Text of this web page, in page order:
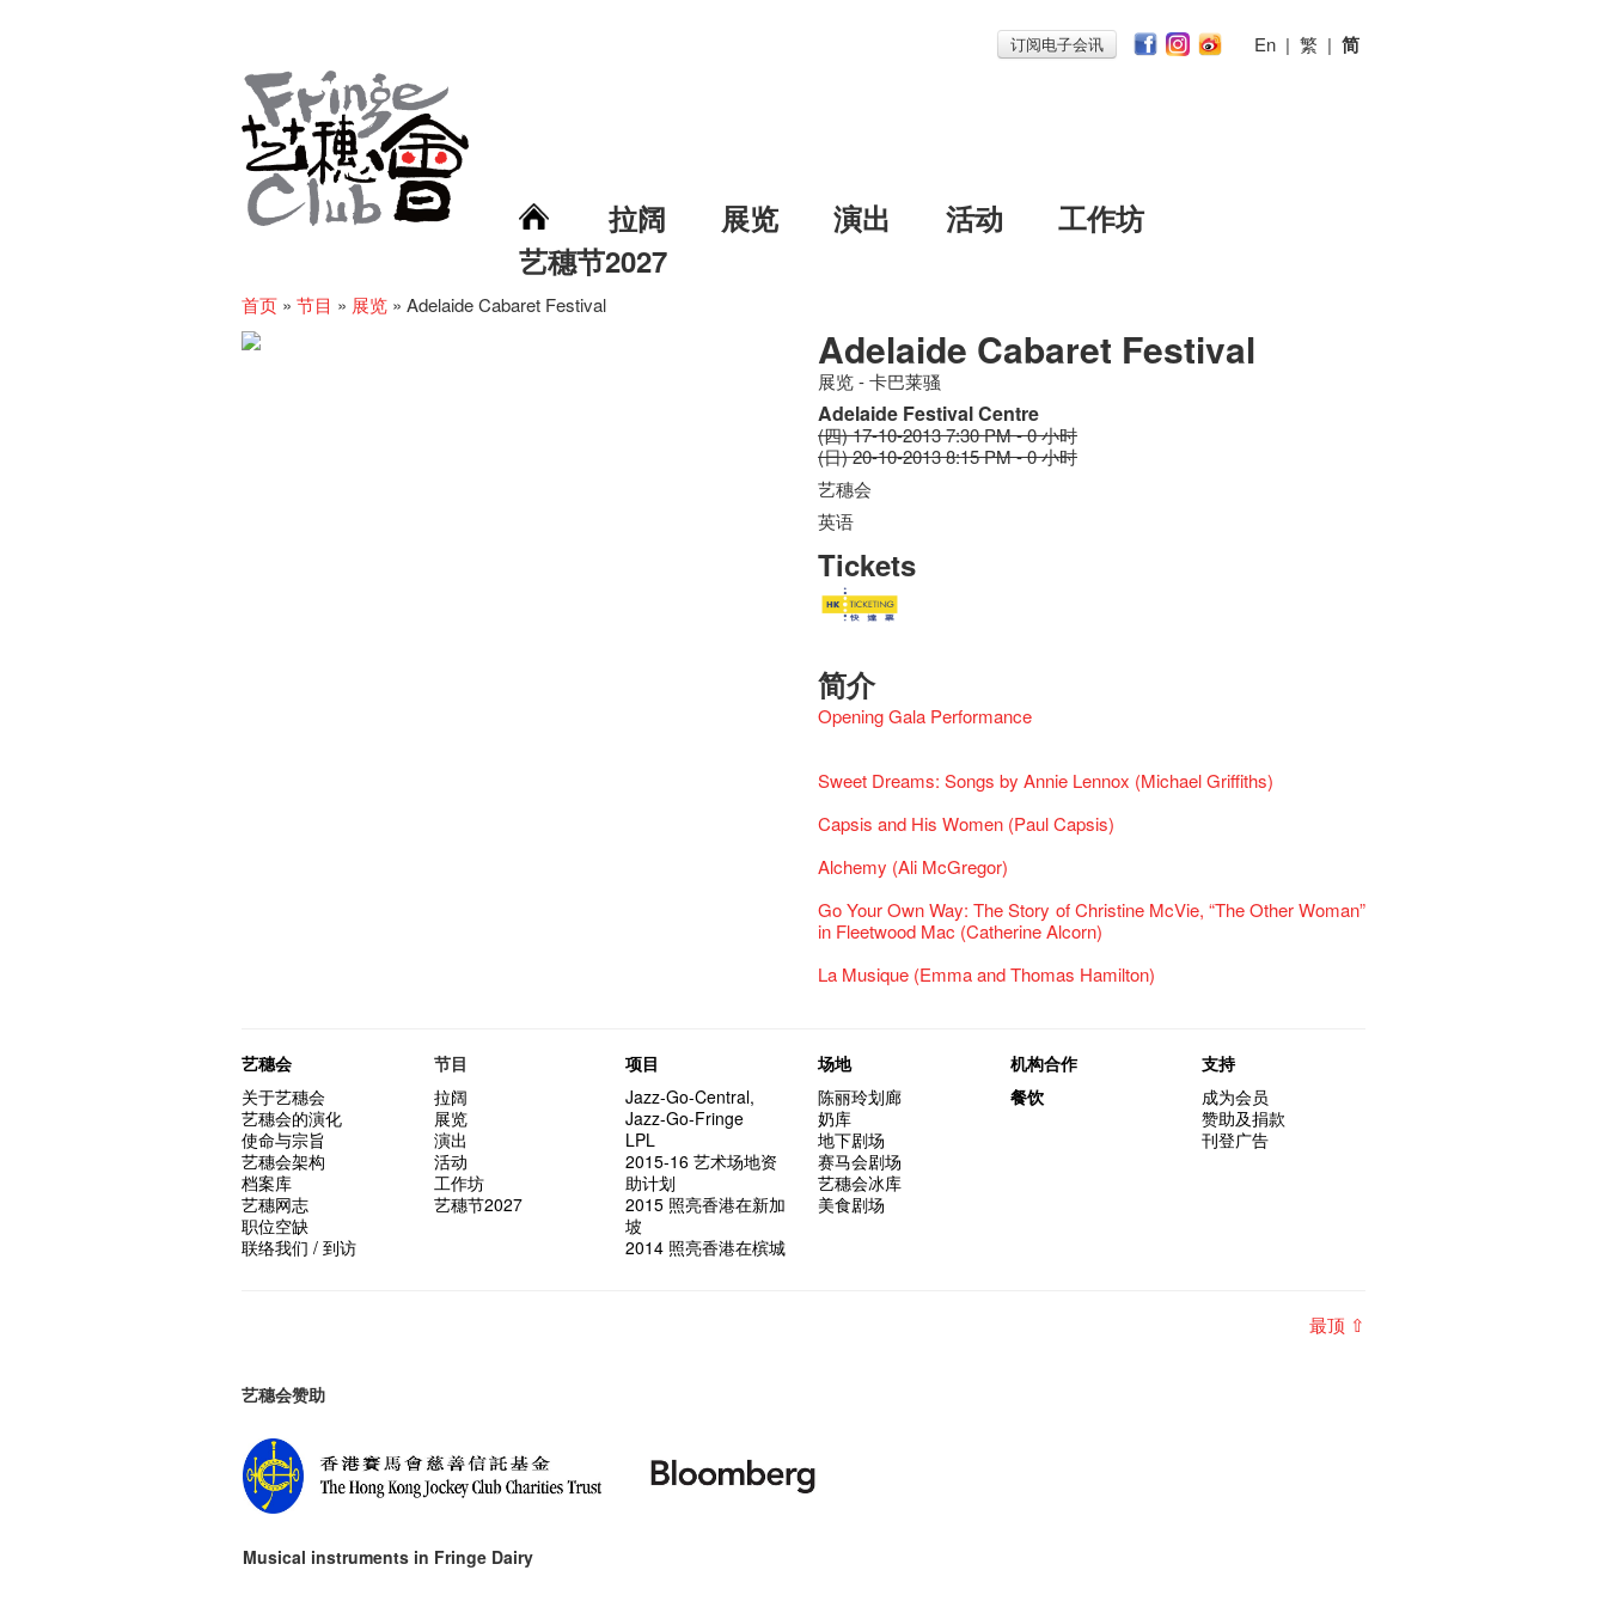
订阅电子会讯 En | 繁 | 简
拉阔 展览 演出 活动
工作坊
艺穗节2027
首页 » 节目 » 展览 » Adelaide Cabaret Festival
Adelaide Cabaret Festival
展览 - 卡巴莱骚
Adelaide Festival Centre
(四) 17-10-2013 7:30 PM - 0 小时
(日) 20-10-2013 8:15 PM - 0 小时
艺穗会
英语
Tickets
简介
Opening Gala Performance
Sweet Dreams: Songs by Annie Lennox (Michael Griffiths)
Capsis and His Women (Paul Capsis)
Alchemy (Ali McGregor)
Go Your Own Way: The Story of Christine McVie, “The Other Woman”
in Fleetwood Mac (Catherine Alcorn)
La Musique (Emma and Thomas Hamilton)
艺穗会
关于艺穗会
艺穗会的演化
使命与宗旨
艺穗会架构
档案库
艺穗网志
职位空缺
联络我们 / 到访
节目
拉阔
展览
演出
活动
工作坊
艺穗节2027
项目
Jazz-Go-Central,
Jazz-Go-Fringe
LPL
2015-16 艺术场地资
助计划
2015 照亮香港在新加
坡
2014 照亮香港在槟城
场地
陈丽玲划廊
奶库
地下剧场
赛马会剧场
艺穗会冰库
美食剧场
机构合作
餐饮
支持
成为会员
赞助及捐款
刊登广告
最顶 ⇧
艺穗会赞助
Musical instruments in Fringe Dairy